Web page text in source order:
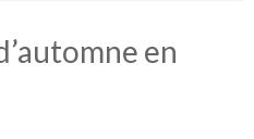
en